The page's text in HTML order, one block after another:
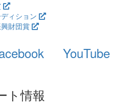
ィション
財団賞
YouTube
ト情報